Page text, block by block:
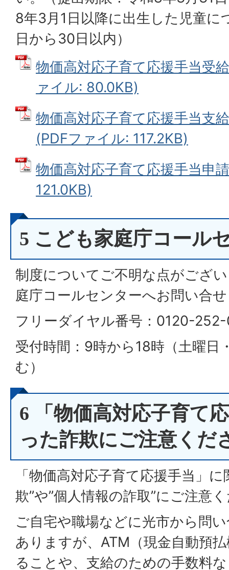
8年3月1日以降に出生した児童に
日から30日以内）
物価高対応子育て応援手当受
ァイル: 80.0KB)
物価高対応子育て応援手当支
(PDFファイル: 117.2KB)
物価高対応子育て応援手当申
121.0KB)
5 こども家庭庁コール
制度についてご不明な点がござ
庭庁コールセンターへお問い合
フリーダイヤル番号：0120-252-
受付時間：9時から18時（土曜日
む）
6 「物価高対応子育て
った詐欺にご注意くだ
「物価高対応子育て応援手当」
欺”や”個人情報の詐取”にご注意
ご自宅や職場などに光市から問
ありますが、ATM（現金自動預
ることや、支給のための手数料